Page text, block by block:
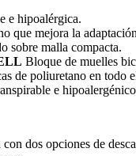
e hipoalérgica.
que mejora la
sobre malla compacta.
Bloque de muelles
de poliuretano en todo
e
dos opciones de